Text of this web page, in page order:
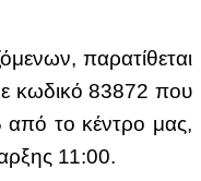
παρατίθεται
κωδικό 83872 που
από το κέντρο μας,
11:00.